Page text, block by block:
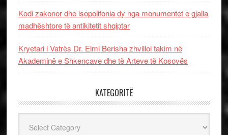
Kodi zakonor dhe isopolifonia dy nga monumentet e gjalla
madhështore të antikitetit shqiptar
Kryetari i Vatrës Dr. Elmi Berisha zhvilloi takim në
Akademinë e Shkencave dhe të Arteve të Kosovës
KATEGORITË